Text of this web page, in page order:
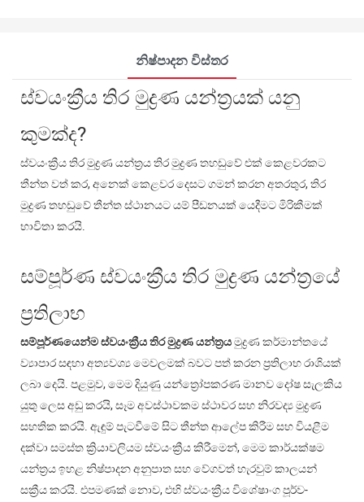
නිෂ්පාදන විස්තර
ස්වයංක්‍රීය තිර මුද්‍රණ යන්ත්‍රයක් යනු
කුමක්ද?
ස්වයංක්‍රීය තිර මුද්‍රණ යන්ත්‍රය තිර මුද්‍රණ තහඩුවේ එක් කෙළවරකට
තීන්ත වත් කර, අනෙක් කෙළවර දෙසට ගමන් කරන අතරතුර, තිර
මුද්‍රණ තහඩුවේ තීන්ත ස්ථානයට යම් පීඩනයක් යෙදීමට මිරිකීමක්
භාවිතා කරයි.
සම්පූර්ණ ස්වයංක්‍රීය තිර මුද්‍රණ යන්ත්‍රයේ
ප්‍රතිලාභ
සම්පූර්ණයෙන්ම ස්වයංක්‍රීය තිර මුද්‍රණ යන්ත්‍රයමුද්‍රණ කර්මාන්තයේ
ව්‍යාපාර සඳහා අත්‍යවශ්‍ය මෙවලමක් බවට පත් කරන ප්‍රතිලාභ රාශියක්
ලබා දෙයි. පළමුව, මෙම දියුණු යන්ත්‍රෝපකරණ මානව දෝෂ සැලකිය
යුතු ලෙස අඩු කරයි, සෑම අවස්ථාවකම ස්ථාවර සහ නිරවද්‍ය මුද්‍රණ
සහතික කරයි. ඇඳුම් පැටවීමේ සිට තීන්ත ආලේප කිරීම සහ වියළීම
දක්වා සමස්ත ක්‍රියාවලියම ස්වයංක්‍රීය කිරීමෙන්, මෙම කාර්යක්ෂම
යන්ත්‍රය ඉහළ නිෂ්පාදන අනුපාත සහ වේගවත් හැරවුම් කාලයන්
සක්‍රීය කරයි. එපමණක් නොව, එහි ස්වයංක්‍රීය විශේෂාංග පූර්ව-